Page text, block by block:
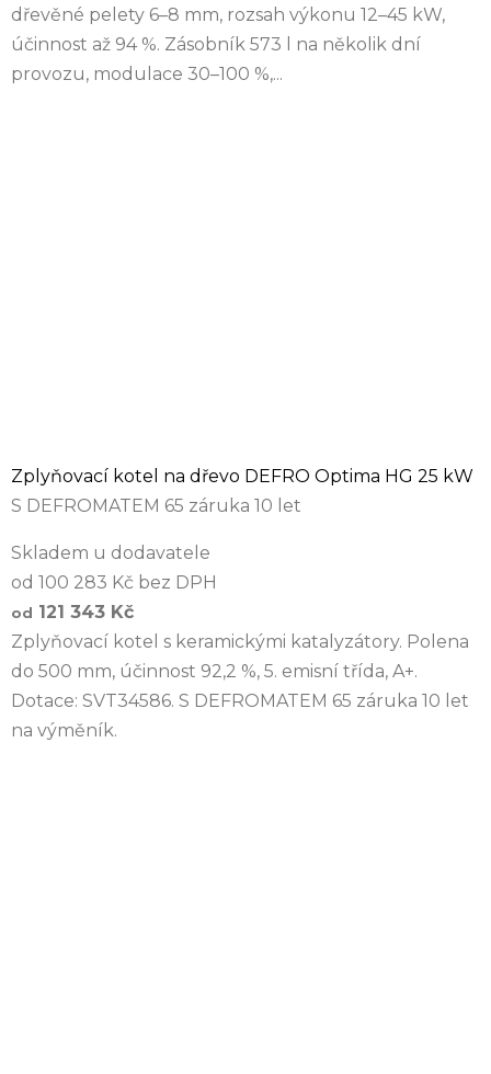
dřevěné pelety 6–8 mm, rozsah výkonu 12–45 kW,
účinnost až 94 %. Zásobník 573 l na několik dní
provozu, modulace 30–100 %,...
Zplyňovací kotel na dřevo DEFRO Optima HG 25 kW
S DEFROMATEM 65 záruka 10 let
Skladem u dodavatele
od 100 283 Kč bez DPH
od 121 343 Kč
Zplyňovací kotel s keramickými katalyzátory. Polena
do 500 mm, účinnost 92,2 %, 5. emisní třída, A+.
Dotace: SVT34586. S DEFROMATEM 65 záruka 10 let
na výměník.